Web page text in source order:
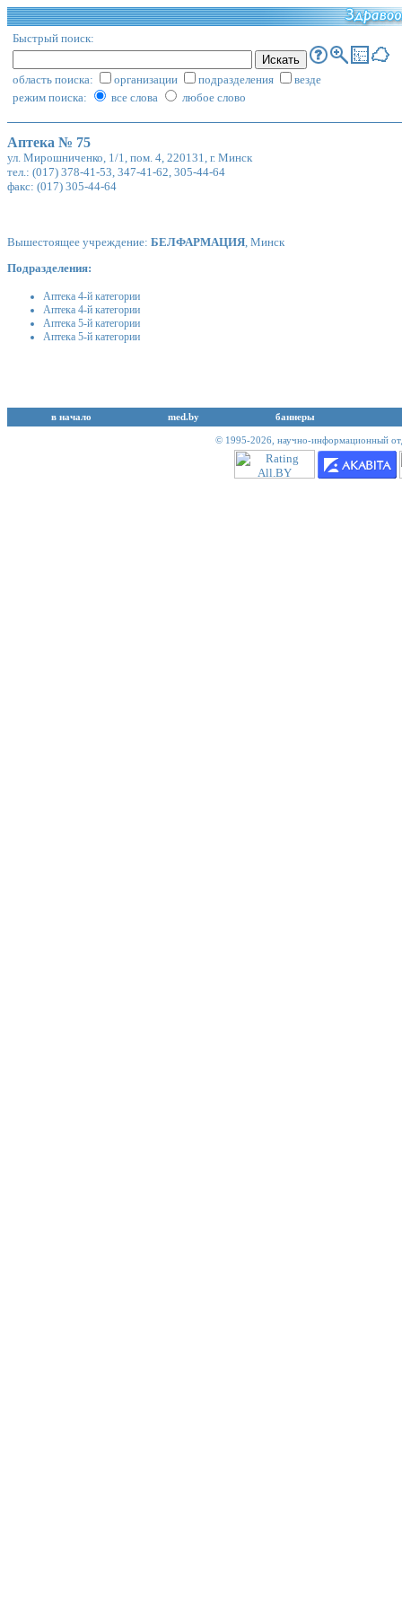
Быстрый поиск:
область поиска: организации подразделения
везде
режим поиска:
все слова любое слово
Аптека № 75
ул. Мирошниченко, 1/1, пом. 4, 220131, г. Минск
тел.: (017) 378-41-53, 347-41-62, 305-44-64
факс: (017) 305-44-64
Вышестоящее учреждение: БЕЛФАРМАЦИЯ , Минск
Подразделения:
Аптека 4-й категории
Аптека 4-й категории
Аптека 5-й категории
Аптека 5-й категории
в начало med.by баннеры
© 1995-2026, научно-информационный